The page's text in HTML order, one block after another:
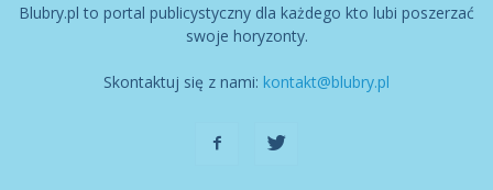
Blubry.pl to portal publicystyczny dla każdego kto lubi poszerzać
swoje horyzonty.
Skontaktuj się z nami: kontakt@blubry.pl